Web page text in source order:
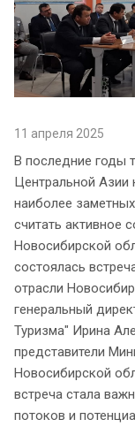
11 апреля 2025
В последние годы
Центральной Азии
наиболее
считать активное
Новосибирской
состоялась
отрасли
генеральный
Туризма" Ирина
представители
Новосибирской
встреча стала
потоков и